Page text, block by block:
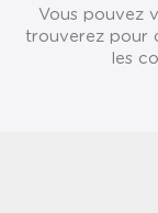
Vous pouvez
trouverez pour
les